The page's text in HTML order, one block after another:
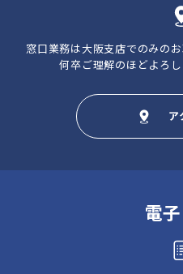
窓口業務は大阪支店でのみの
何卒ご理解のほどよろし
ア
電